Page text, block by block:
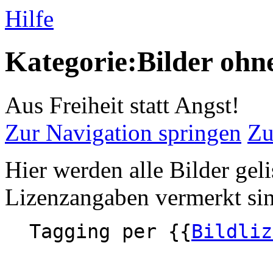
Hilfe
Kategorie:Bilder
Aus Freiheit statt Angst!
Zur Navigation springen
Hier werden alle Bilder
Lizenzangaben vermerkt
Tagging per {{